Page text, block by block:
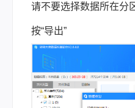
请不要选择数据所在分
按“导出”